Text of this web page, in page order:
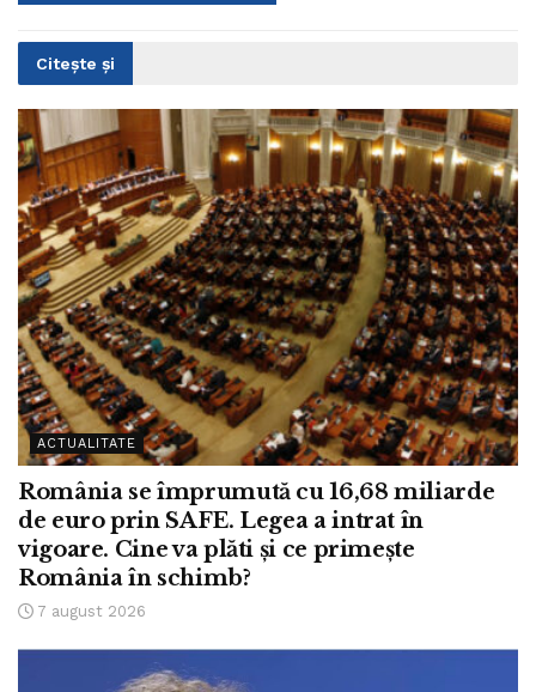
Citește și
ACTUALITATE
România se împrumută cu 16,68 miliarde
de euro prin SAFE. Legea a intrat în
vigoare. Cine va plăti și ce primește
România în schimb?
7 august 2026